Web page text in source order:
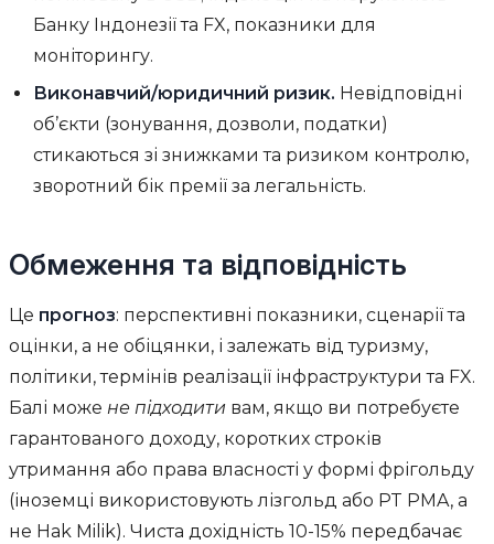
Банку Індонезії та FX, показники для
моніторингу.
Виконавчий/юридичний ризик. Невідповідні
об’єкти (зонування, дозволи, податки)
стикаються зі знижками та ризиком контролю,
зворотний бік премії за легальність.
Обмеження та відповідність
Це прогноз: перспективні показники, сценарії та
оцінки, а не обіцянки, і залежать від туризму,
політики, термінів реалізації інфраструктури та FX.
Балі може не підходити вам, якщо ви потребуєте
гарантованого доходу, коротких строків
утримання або права власності у формі фрігольду
(іноземці використовують лізгольд або PT PMA, а
не Hak Milik). Чиста дохідність 10-15% передбачає